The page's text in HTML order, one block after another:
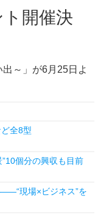
開催決
～」が6月25日よ
全8型
個分の興収も目前
現場×ビジネス”を